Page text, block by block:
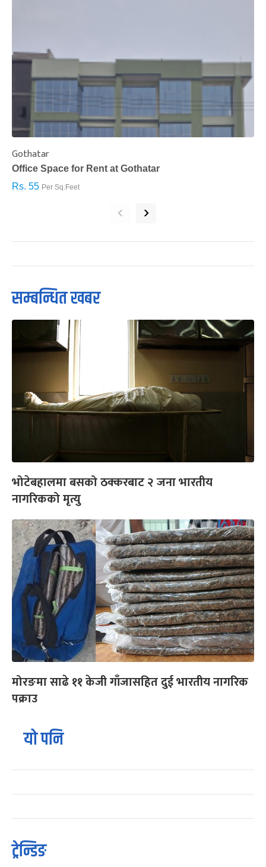
Gothatar
Office Space for Rent at Gothatar
Rs. 55 Per Sq.Feet
‹ ›
सम्बन्धित खबर
भोटेबहालमा बसको ठक्करबाट २ जना भारतीय
नागरिकको मृत्यु
मोरङमा साढे ११ केजी गाँजासहित दुई भारतीय नागरिक
पक्राउ
यो पनि
ट्रेन्डिङ